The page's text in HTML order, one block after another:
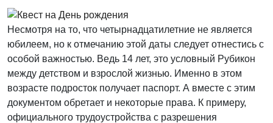
Несмотря на то, что четырнадцатилетние не является
юбилеем, но к отмечанию этой даты следует отнестись с
особой важностью. Ведь 14 лет, это условный Рубикон
между детством и взрослой жизнью. Именно в этом
возрасте подросток получает паспорт. А вместе с этим
документом обретает и некоторые права. К примеру,
официального трудоустройства с разрешения